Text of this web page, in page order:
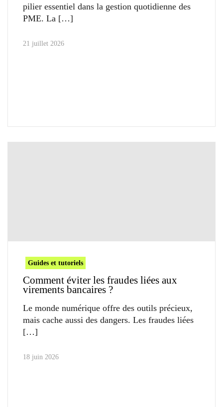
pilier essentiel dans la gestion quotidienne des
PME. La
21 juillet 2026
Guides et tutoriels
Comment éviter les fraudes liées aux
virements bancaires ?
Le monde numérique offre des outils précieux,
mais cache aussi des dangers. Les fraudes liées
18 juin 2026